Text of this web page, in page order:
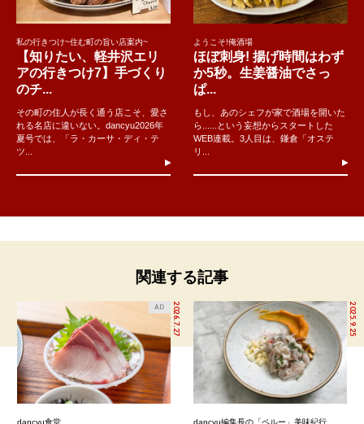
私の行きつけ~住む町の旨い店案内~
【知りたい、軽井沢エリ
アの行きつけ7】手づくり
のチ...
その町の住人が長く通う店こそ、愛さ
れる名店に違いない。dancyu2026年
夏号では、「ラ・カーサ・ディ・テ
ツ...
ようこそ!俺酒場
ほぼ刺身! 揚げ時間はわず
か5秒。生姜醤油でさっ
ぱ...
もし、あのシェフが家で酒場を開いた
ら......という妄想からスタートした
WEB連載。3人目は、鎌倉「オステ
リ...
関連する記事
2026.7.27
AD
dancyu食堂
2025.9.25
dancyu編集長の「ペルー」美味紀行